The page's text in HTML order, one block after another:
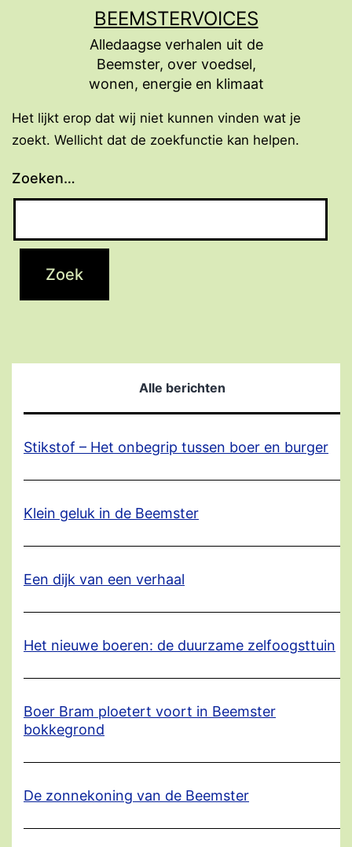
BEEMSTERVOICES
Alledaagse verhalen uit de
Beemster, over voedsel,
wonen, energie en klimaat
Het lijkt erop dat wij niet kunnen vinden wat je
zoekt. Wellicht dat de zoekfunctie kan helpen.
Zoeken…
Alle berichten
Stikstof – Het onbegrip tussen boer en burger
Klein geluk in de Beemster
Een dijk van een verhaal
Het nieuwe boeren: de duurzame zelfoogsttuin
Boer Bram ploetert voort in Beemster
bokkegrond
De zonnekoning van de Beemster